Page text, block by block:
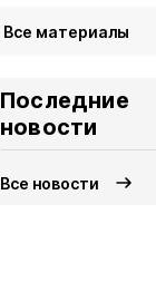
Все материалы
Последние
новости
Все новости